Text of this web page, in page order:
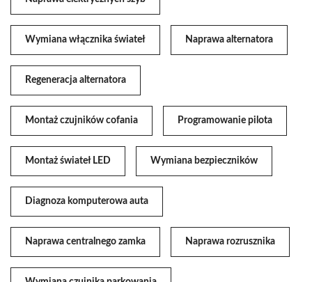
Wymiana włącznika świateł Naprawa alternatora
Regeneracja alternatora
Montaż czujników cofania Programowanie pilota
Montaż świateł LED Wymiana bezpieczników
Diagnoza komputerowa auta
Naprawa centralnego zamka Naprawa rozrusznika